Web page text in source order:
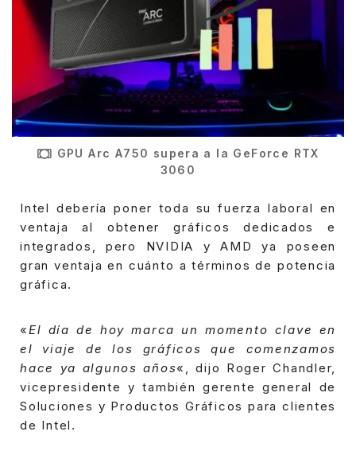
GPU Arc A750 supera a la GeForce RTX
3060
Intel debería poner toda su fuerza laboral en
ventaja al obtener gráficos dedicados e
integrados, pero NVIDIA y AMD ya poseen
gran ventaja en cuánto a términos de potencia
gráfica.
«El día de hoy marca un momento clave en
el viaje de los gráficos que comenzamos
hace ya algunos años«, dijo Roger Chandler,
vicepresidente y también gerente general de
Soluciones y Productos Gráficos para clientes
de Intel.